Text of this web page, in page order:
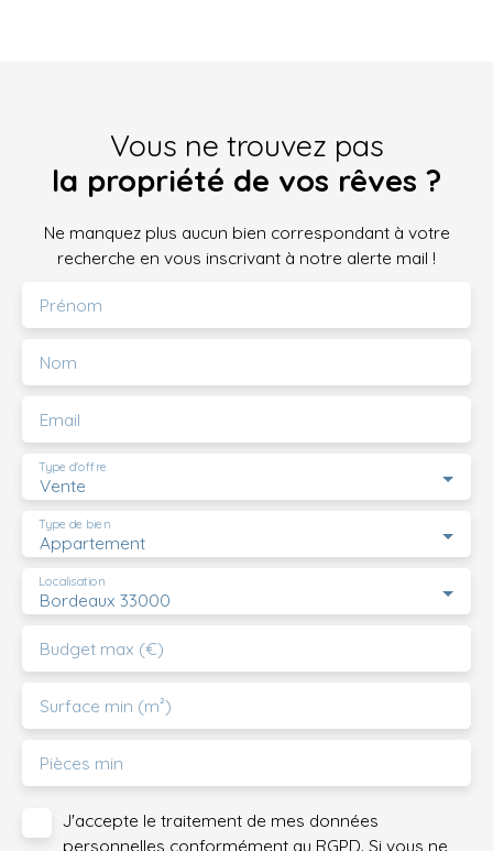
Vous ne trouvez pas
la propriété de vos rêves ?
Ne manquez plus aucun bien correspondant à votre
recherche en vous inscrivant à notre alerte mail !
Prénom
Nom
Email
Vente
Type d'offre
Appartement
Type de bien
Bordeaux 33000
Localisation
Budget max (€)
Surface min (m²)
Pièces min
J'accepte le traitement de mes données
personnelles conformément au RGPD. Si vous ne